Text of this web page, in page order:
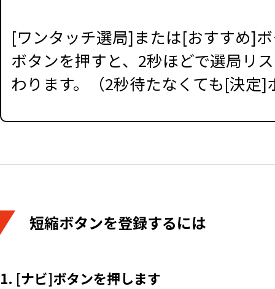
[ワンタッチ選局]または[おすすめ]
ボタンを押すと、2秒ほどで選局リ
わります。（2秒待たなくても[決定
短縮ボタンを登録するには
1. [ナビ]ボタンを押します